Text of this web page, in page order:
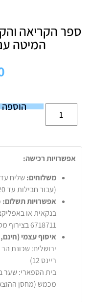
ספר הקריאה
המיטה
אפשרויות רכישה:
משלוחים:
(עבור חבילות עד 20 ק"ג).
אפשרויות תשלום:
6718711 בצירוף מספר הזמנה).
איסוף עצמי
ירושלים: שכונת
ריינס 12)
בית הספארי: שער
מכמש (מחסן